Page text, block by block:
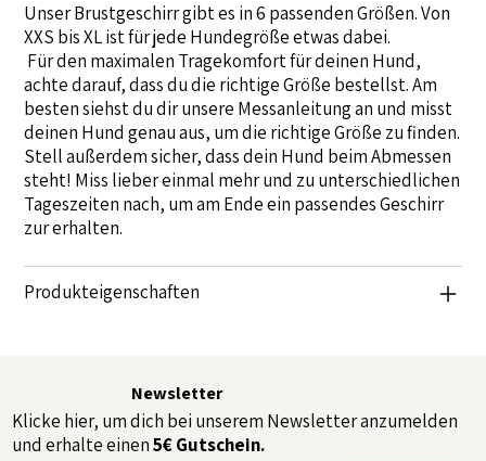
Unser Brustgeschirr gibt es in 6 passenden Größen. Von
XXS bis XL ist für jede Hundegröße etwas dabei.
​ Für den maximalen Tragekomfort für deinen Hund,
achte darauf, dass du die richtige Größe bestellst. ​Am
besten siehst du dir unsere Messanleitung an und misst
deinen Hund genau aus, um die richtige Größe zu finden.
​Stell außerdem sicher, dass dein Hund beim Abmessen
steht! Miss lieber einmal mehr und zu unterschiedlichen
Tageszeiten nach, um am Ende ein passendes Geschirr
zur erhalten.
Produkteigenschaften
Newsletter
Klicke hier, um dich bei unserem Newsletter anzumelden
und erhalte einen5€ Gutschein.